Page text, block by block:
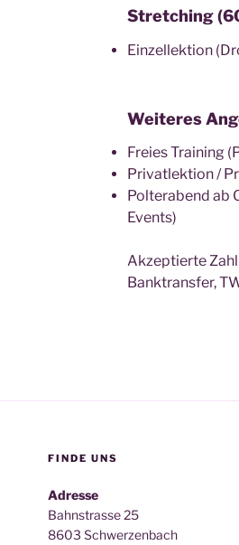
Stretching
Einzellektion
Weiteres
Freies Training
Privatlektion /
Polterabend ab
Events)
Akzeptierte
Banktransfer,
FINDE UNS
Adresse
Bahnstrasse 25
8603 Schwerzenbach